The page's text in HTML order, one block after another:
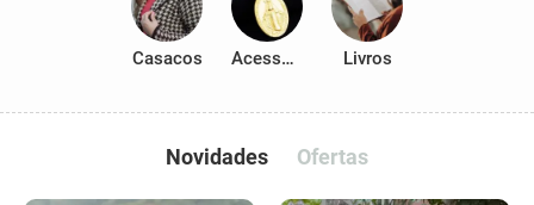
Casacos Acessórios Livros
Novidades Ofertas